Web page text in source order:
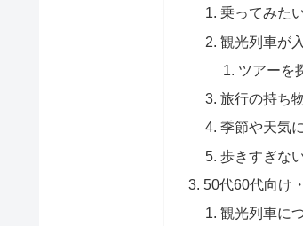
乗ってみた
観光列車が
ツアーを
旅行の持ち
季節や天気
歩きすぎな
50代60代向け
観光列車に